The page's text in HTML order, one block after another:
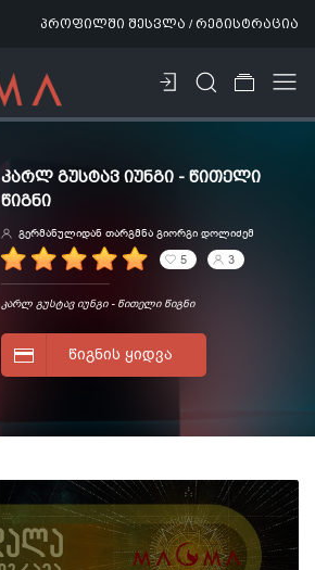
პროფილში შესვლა / რეგისტრაცია
ᲙᲐᲠᲚ ᲒᲣᲡᲢᲐᲕ ᲘᲣᲜᲒᲘ - ᲬᲘᲗᲔᲚᲘ
ᲬᲘᲒᲜᲘ
გერმანულიდან თარგმნა გიორგი დოლიძემ
5 3
კარლ გუსტავ იუნგი - წითელი წიგნი
ᲬᲘᲒᲜᲘᲡ ᲧᲘᲓᲕᲐ